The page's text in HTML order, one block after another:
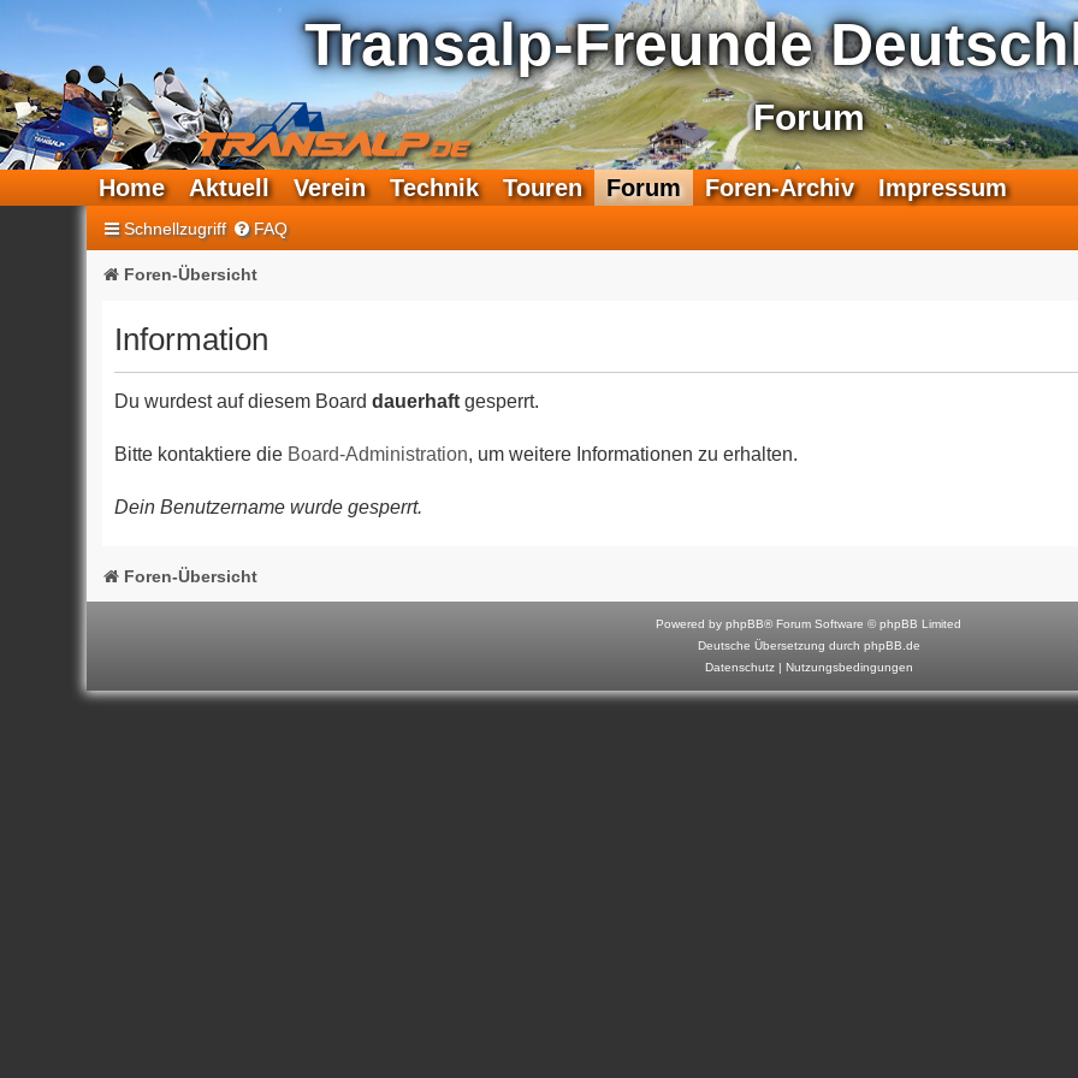
Transalp-Freunde
Forum
F
e
a
r
u
m
Home Aktuell Verein Technik Touren Forum Foren-Archiv Impressum
Schnellzugriff FAQ
Foren-Übersicht
Information
Du wurdest auf diesem Board dauerhaftgesperrt.
Bitte kontaktiere die Board-Administration, um weitere Informationen zu erhalten.
Dein Benutzername wurde gesperrt.
Foren-Übersicht
Powered by phpBB® Forum Software © phpBB Limited
Deutsche Übersetzung durch phpBB.de
Datenschutz| Nutzungsbedingungen